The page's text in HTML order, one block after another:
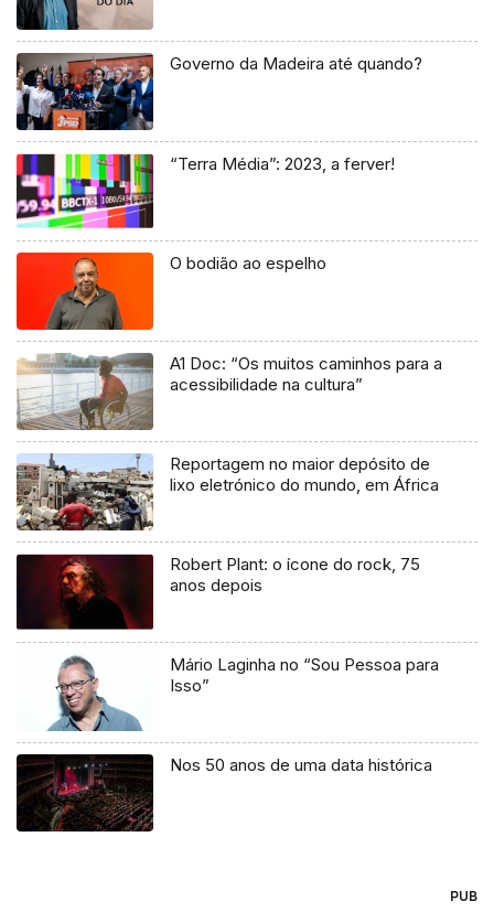
Governo da Madeira até quando?
“Terra Média”: 2023, a ferver!
O bodião ao espelho
A1 Doc: “Os muitos caminhos para a
acessibilidade na cultura”
Reportagem no maior depósito de
lixo eletrónico do mundo, em África
Robert Plant: o ícone do rock, 75
anos depois
Mário Laginha no “Sou Pessoa para
Isso”
Nos 50 anos de uma data histórica
PUB